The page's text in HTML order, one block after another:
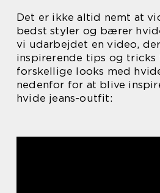
Det er ikke altid nemt at
bedst styler og bærer
vi udarbejdet en video,
inspirerende tips og tricks
forskellige looks med
nedenfor for at blive
hvide jeans-outfit: